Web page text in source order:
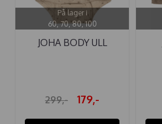
På lager i
60, 70, 80, 100
JOHA BODY ULL
299,- 179,-